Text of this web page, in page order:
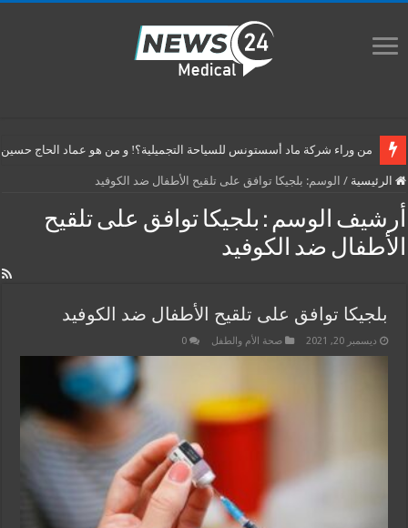
من وراء شركة ماد أسستونس للسياحة التجميلية؟! و من هو عماد الحاج حسين
الرئيسية / الوسم: بلجيكا توافق على تلقيح الأطفال ضد الكوفيد
أرشيف الوسم : بلجيكا توافق على تلقيح
الأطفال ضد الكوفيد
بلجيكا توافق على تلقيح الأطفال ضد الكوفيد
ديسمبر 20, 2021 صحة الأم والطفل 0